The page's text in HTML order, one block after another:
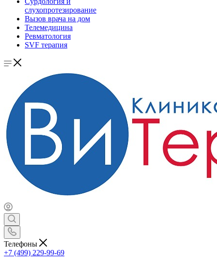
слухопротезирование
Вызов врача на дом
Телемедицина
Ревматология
SVF терапия
Телефоны
+7 (499) 229-99-69